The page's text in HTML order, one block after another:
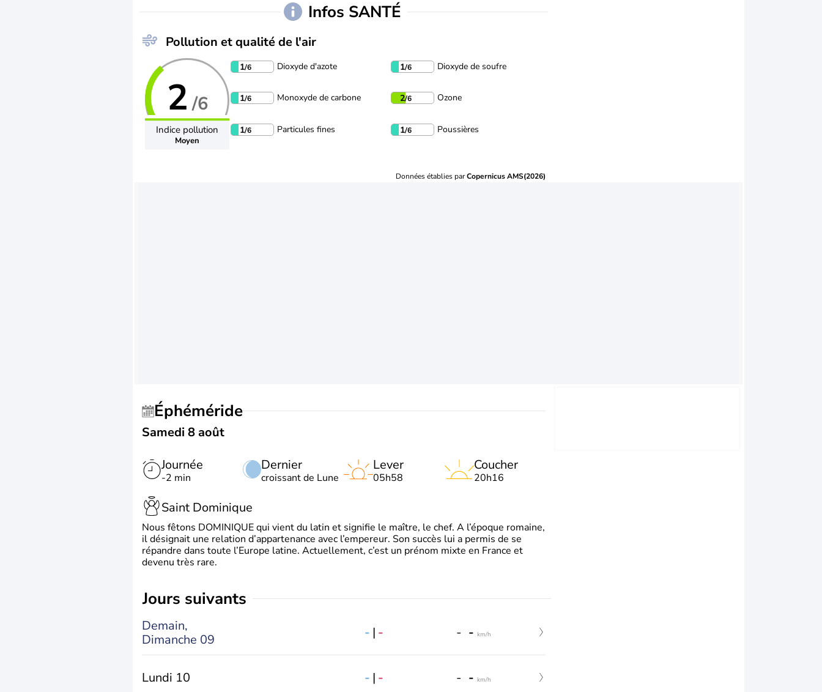
Infos SANTÉ
Pollution et qualité de l'air
2 /6
Indice pollution
Moyen
1/6 Dioxyde d'azote 1/6 Dioxyde de soufre
1/6 Monoxyde de carbone 2/6 Ozone
1/6 Particules fines 1/6 Poussières
Données établies parCopernicus AMS(2026)
Éphéméride
Samedi 8 août
Journée
-2 min
Dernier
croissant de Lune
Lever
05h58
Coucher
20h16
Saint Dominique
Nous fêtons DOMINIQUE qui vient du latin et signifie le maître, le chef. A l’époque romaine,
il désignait une relation d’appartenance avec l’empereur. Son succès lui a permis de se
répandre dans toute l’Europe latine. Actuellement, c’est un prénom mixte en France et
devenu très rare.
jours suivants
Demain,
Dimanche 09
- | - - - km/h
Lundi 10 - | - - - km/h